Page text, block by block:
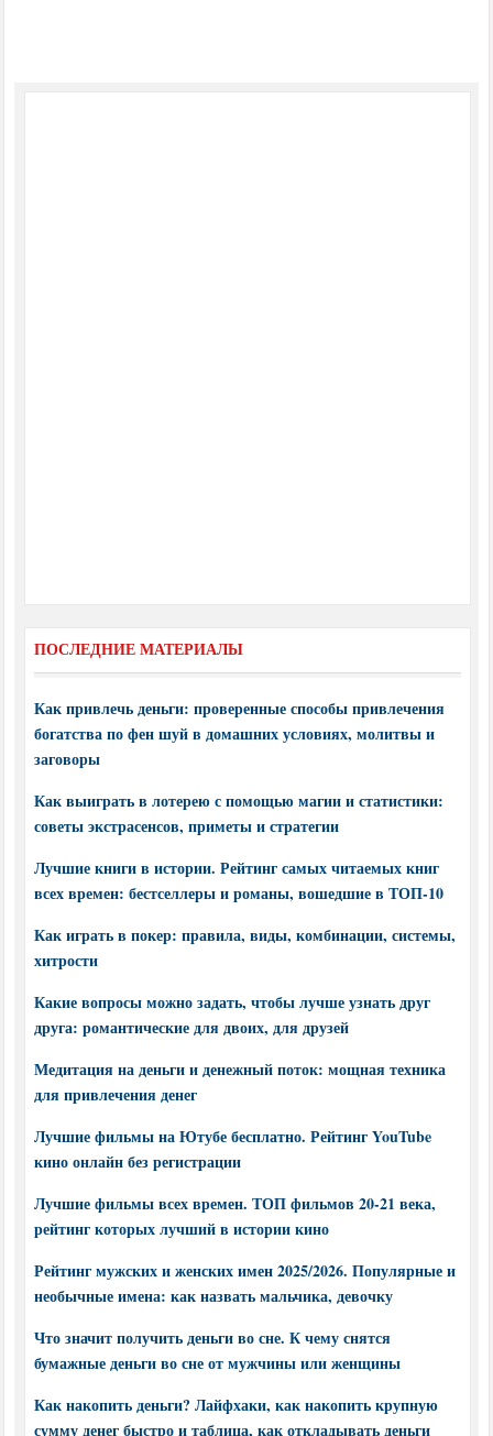
ПОСЛЕДНИЕ МАТЕРИАЛЫ
Как привлечь деньги: проверенные способы привлечения
богатства по фен шуй в домашних условиях, молитвы и
заговоры
Как выиграть в лотерею с помощью магии и статистики:
советы экстрасенсов, приметы и стратегии
Лучшие книги в истории. Рейтинг самых читаемых книг
всех времен: бестселлеры и романы, вошедшие в ТОП-10
Как играть в покер: правила, виды, комбинации, системы,
хитрости
Какие вопросы можно задать, чтобы лучше узнать друг
друга: романтические для двоих, для друзей
Медитация на деньги и денежный поток: мощная техника
для привлечения денег
Лучшие фильмы на Ютубе бесплатно. Рейтинг YouTube
кино онлайн без регистрации
Лучшие фильмы всех времен. ТОП фильмов 20-21 века,
рейтинг которых лучший в истории кино
Рейтинг мужских и женских имен 2025/2026. Популярные и
необычные имена: как назвать мальчика, девочку
Что значит получить деньги во сне. К чему снятся
бумажные деньги во сне от мужчины или женщины
Как накопить деньги? Лайфхаки, как накопить крупную
сумму денег быстро и таблица, как откладывать деньги